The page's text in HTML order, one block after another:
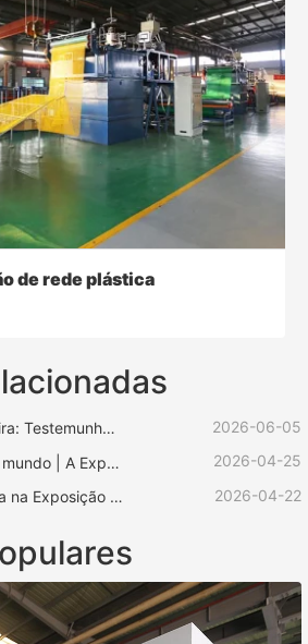
de rede plástica
Competição de Fronteira: Testemunho de Força | Equipamento ROPENET Apoia a Competição de Cordas "Lu Zhen Rescue Cup"
2026-06-05
Molde o futuro, ligue o mundo | A Exposição Internacional de Plásticos e Borracha ROPENET 2026 chega ao fim!
2026-04-25
O Grupo Ropenet brilha na Exposição Internacional de Borracha e Plástico de Xangai e regressa repleto de oportunidades para expandir os seus negócios globais.
2026-04-22